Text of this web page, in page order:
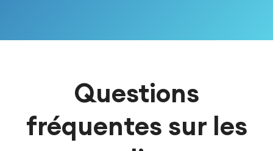
Questions
fréquentes sur les